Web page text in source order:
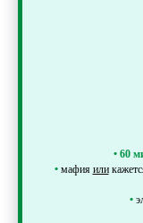
• 60
• мафия или
•